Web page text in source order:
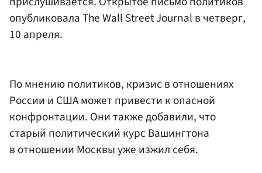
опубликовала The Wall Street Journal в четверг,
10 апреля.
По мнению политиков, кризис в отношениях
России и США может привести к опасной
конфронтации. Они также добавили, что
старый политический курс Вашингтона
в отношении Москвы уже изжил себя.